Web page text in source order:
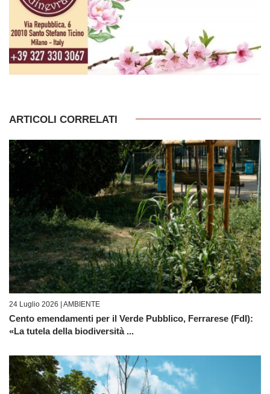
ARTICOLI CORRELATI
24 Luglio 2026 | AMBIENTE
Cento emendamenti per il Verde Pubblico, Ferrarese (FdI):
«La tutela della biodiversità ...